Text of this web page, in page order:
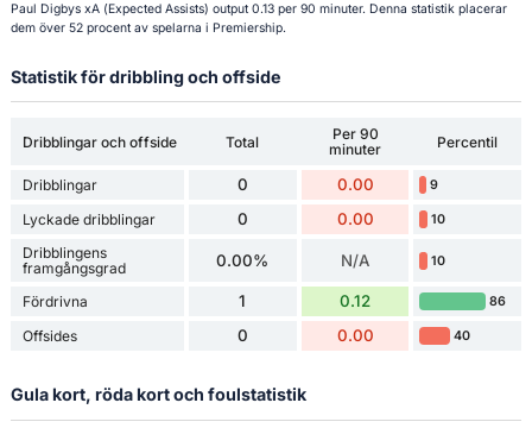
Paul Digbys xA (Expected Assists) output 0.13 per 90 minuter. Denna statistik placerar
dem över 52 procent av spelarna i Premiership.
Statistik för dribbling och offside
Dribblingar och offside Total
Per 90
minuter
Percentil
Dribblingar 0 0.00 9
Lyckade dribblingar 0 0.00 10
Dribblingens
framgångsgrad
0.00% N/A 10
Fördrivna 1 0.12 86
Offsides 0 0.00 40
Gula kort, röda kort och foulstatistik